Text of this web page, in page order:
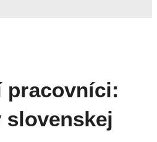
pracovníci:
slovenskej